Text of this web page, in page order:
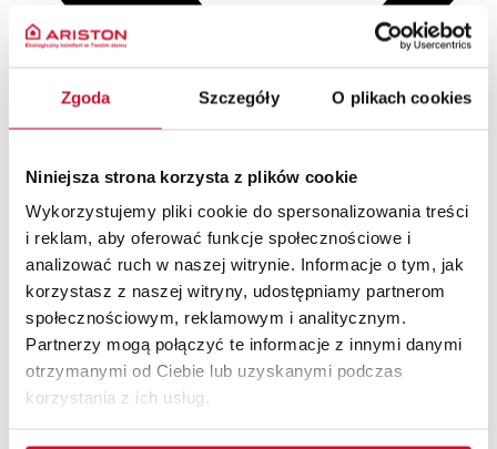
Zgoda Szczegóły O plikach cookies
Niniejsza strona korzysta z plików cookie
Wykorzystujemy pliki cookie do spersonalizowania treści
i reklam, aby oferować funkcje społecznościowe i
analizować ruch w naszej witrynie. Informacje o tym, jak
korzystasz z naszej witryny, udostępniamy partnerom
społecznościowym, reklamowym i analitycznym.
Partnerzy mogą połączyć te informacje z innymi danymi
otrzymanymi od Ciebie lub uzyskanymi podczas
korzystania z ich usług.